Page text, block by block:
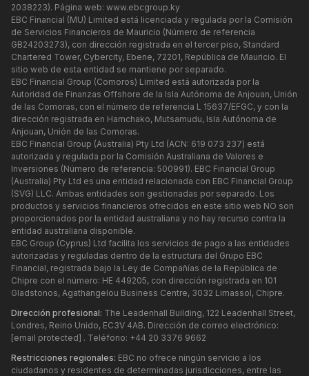
2038223). Página web: www.ebcgroup.ky
EBC Financial (MU) Limited está licenciada y regulada por la Comisión
de Servicios Financieros de Mauricio (Número de referencia
GB24203273), con dirección registrada en el tercer piso, Standard
Chartered Tower, Cybercity, Ebene, 72201, República de Mauricio. El
sitio web de esta entidad se mantiene por separado.
EBC Financial Group (Comoros) Limited está autorizada por la
Autoridad de Finanzas Offshore de la Isla Autónoma de Anjouan, Unión
de las Comoras, con el número de referencia L 15637/EFGC, y con la
dirección registrada en Hamchako, Mutsamudu, Isla Autónoma de
Anjouan, Unión de las Comoras.
EBC Financial Group (Australia) Pty Ltd (ACN: 619 073 237) está
autorizada y regulada por la Comisión Australiana de Valores e
Inversiones (Número de referencia: 500991). EBC Financial Group
(Australia) Pty Ltd es una entidad relacionada con EBC Financial Group
(SVG) LLC. Ambas entidades son gestionadas por separado. Los
productos y servicios financieros ofrecidos en este sitio web NO son
proporcionados por la entidad australiana y no hay recurso contra la
entidad australiana disponible.
EBC Group (Cyprus) Ltd facilita los servicios de pago a las entidades
autorizadas y reguladas dentro de la estructura del Grupo EBC
Financial, registrada bajo la Ley de Compañías de la República de
Chipre con el número: HE 449205, con dirección registrada en 101
Gladstonos, Agathangelou Business Centre, 3032 Limassol, Chipre.
Dirección profesional: The Leadenhall Building, 122 Leadenhall Street,
Londres, Reino Unido, EC3V 4AB. Dirección de correo electrónico:
[email protected] . Teléfono: +44 20 3376 9662
Restricciones regionales: EBC no ofrece ningún servicio a los
ciudadanos y residentes de determinadas jurisdicciones, entre las